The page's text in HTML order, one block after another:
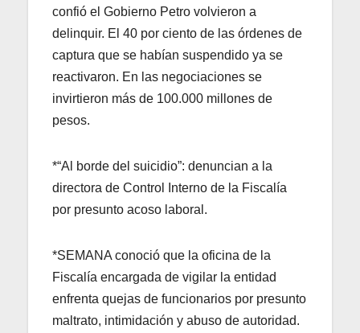
confió el Gobierno Petro volvieron a
delinquir. El 40 por ciento de las órdenes de
captura que se habían suspendido ya se
reactivaron. En las negociaciones se
invirtieron más de 100.000 millones de
pesos.
*“Al borde del suicidio”: denuncian a la
directora de Control Interno de la Fiscalía
por presunto acoso laboral.
*SEMANA conoció que la oficina de la
Fiscalía encargada de vigilar la entidad
enfrenta quejas de funcionarios por presunto
maltrato, intimidación y abuso de autoridad.